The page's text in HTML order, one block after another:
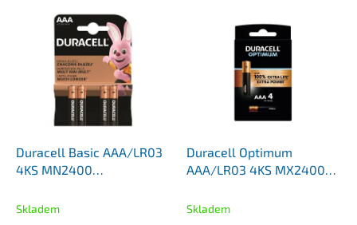
Duracell Basic AAA/LR03
4KS MN2400
baterie
Skladem
Duracell Optimum
AAA/LR03 4KS MX2400
baterie
Skladem